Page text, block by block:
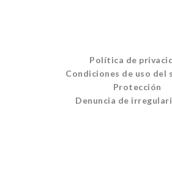
Política de
Condiciones de uso del
Protección
Denuncia de